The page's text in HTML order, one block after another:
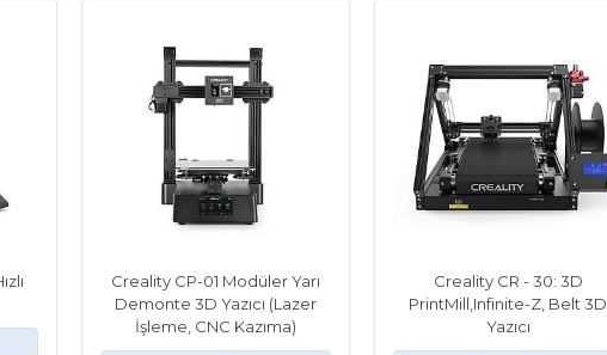
Creality CP-01 Modüler Yarı
Demonte 3D Yazıcı (Lazer
İşleme, CNC Kazıma)
Creality CR - 30: 3D
PrintMill,Infinite-Z, Belt 3D
Yazıcı